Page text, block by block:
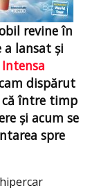
revine în
lansat şi
dispărut
că între timp
şi acum se
spre